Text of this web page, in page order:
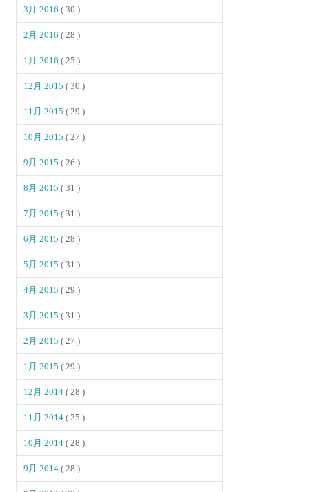
3月 2016( 30 )
2月 2016( 28 )
1月 2016( 25 )
12月 2015( 30 )
11月 2015( 29 )
10月 2015( 27 )
9月 2015( 26 )
8月 2015( 31 )
7月 2015( 31 )
6月 2015( 28 )
5月 2015( 31 )
4月 2015( 29 )
3月 2015( 31 )
2月 2015( 27 )
1月 2015( 29 )
12月 2014( 28 )
11月 2014( 25 )
10月 2014( 28 )
9月 2014( 28 )